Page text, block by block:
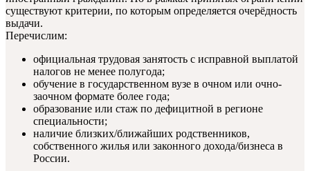
существуют критерии, по которым определяется очерёдность
выдачи.
Перечислим:
официальная трудовая занятость с исправной выплатой
налогов не менее полугода;
обучение в государственном вузе в очном или очно-
заочном формате более года;
образование или стаж по дефицитной в регионе
специальности;
наличие близких/ближайших родственников,
собственного жилья или законного дохода/бизнеса в
России.